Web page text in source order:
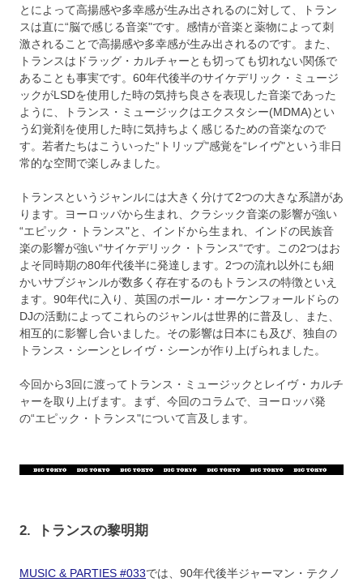
とによって高揚感や多幸感が生み出されるのに対して、トラン
スは直に“脳で感じる音楽"です。感情が音楽と薬物によって刺
激されることで高揚感や多幸感が生み出されるのです。また、
トランスはドラッグ・カルチャーとも切っても切れない関係で
あることも事実です。60年代後半のサイケデリック・ミュージ
ックがLSDを使用した時の気持ち良さを表現した音楽であった
ように、トランス・ミュージックはエクスタシー(MDMA)とい
う幻覚剤を使用した時に気持ちよく感じるための音楽なので
す。若者たちはこういった“トリップ"感覚を“レイヴ"という非日
常的な空間で楽しみました。
トランスというジャンルには大きく分けて2つの大きな系譜があ
ります。ヨーロッパから生まれ、クラシック音楽の影響が強い
“エピック・トランス"と、インドから生まれ、インドの民族音
楽の影響が強い“サイケデリック・トランス“です。この2つはお
よそ同時期の80年代後半に発達します。2つの流れ以外にも細
かいサブジャンルが数多く存在するのもトランスの特徴といえ
ます。90年代に入り、英国のポール・オーケンフォールドらの
DJの活動によってこれらのジャンルは世界的に普及し、また、
相互的に影響し合いました。その影響は日本にも及び、独自の
トランス・シーンとレイヴ・シーンが作り上げられました。
今回から3回に渡ってトランス・ミュージックとレイヴ・カルチ
ャーを取り上げます。まず、今回のコラムで、ヨーロッパ発
の“エピック・トランス"について言及します。
2. トランスの黎明期
MUSIC & PARTIES #033では、90年代後半ジャーマン・テクノ